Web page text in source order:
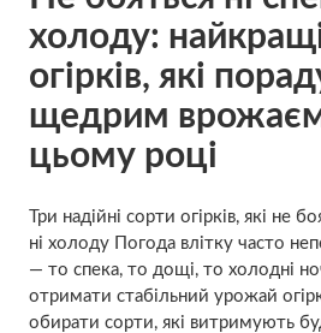
холоду:
огірків, які
щедрим
цьому році
Три надійні сорти огірків, які не
ні холоду Погода влітку часто
— то спека, то дощі, то холодні
отримати стабільний урожай
обирати сорти, які витримують